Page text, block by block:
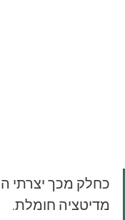
כחלק מכך יצרתי
מדיטציה חומלת.